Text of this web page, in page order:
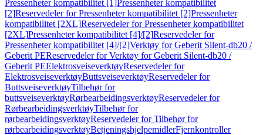
Pressenheter kompatibilitet [1]Pressenheter kompatibilitet
[2]Reservedeler for Pressenheter kompatibilitet [2]Pressenheter
kompatibilitet [2XL]Reservedeler for Pressenheter kompatibilitet
[2XL]Pressenheter kompatibilitet [4]/[2]Reservedeler for
Pressenheter kompatibilitet [4]/[2]Verktøy for Geberit Silent-db20 /
Geberit PEReservedeler for Verktøy for Geberit Silent-db20 /
Geberit PEElektrosveiseverktøyReservedeler for
ElektrosveiseverktøyButtsveiseverktøyReservedeler for
ButtsveiseverktøyTilbehør for
buttsveiseverktøyRørbearbeidingsverktøyReservedeler for
RørbearbeidingsverktøyTilbehør for
rørbearbeidingsverktøyReservedeler for Tilbehør for
rørbearbeidingsverktøyBetjeningshjelpemidlerFjernkontroller